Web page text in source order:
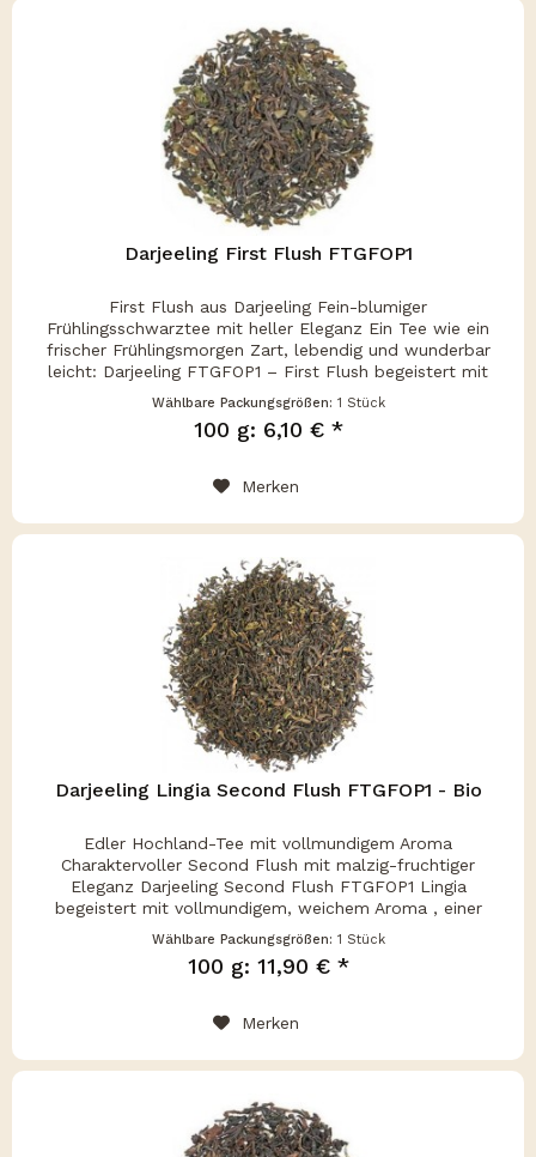
Darjeeling First Flush FTGFOP1
First Flush aus Darjeeling Fein-blumiger
Frühlingsschwarztee mit heller Eleganz Ein Tee wie ein
frischer Frühlingsmorgen Zart, lebendig und wunderbar
leicht: Darjeeling FTGFOP1 – First Flush begeistert mit
seinem blumigen Aroma , der...
Wählbare Packungsgrößen: 1 Stück
100 g: 6,10 € *
Merken
Darjeeling Lingia Second Flush FTGFOP1 - Bio
Edler Hochland-Tee mit vollmundigem Aroma
Charaktervoller Second Flush mit malzig-fruchtiger
Eleganz Darjeeling Second Flush FTGFOP1 Lingia
begeistert mit vollmundigem, weichem Aroma , einer
harmonischen Mischung aus malzigen, fruchtigen...
Wählbare Packungsgrößen: 1 Stück
100 g: 11,90 € *
Merken